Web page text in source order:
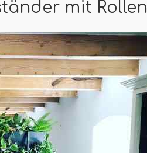
mit Rollen